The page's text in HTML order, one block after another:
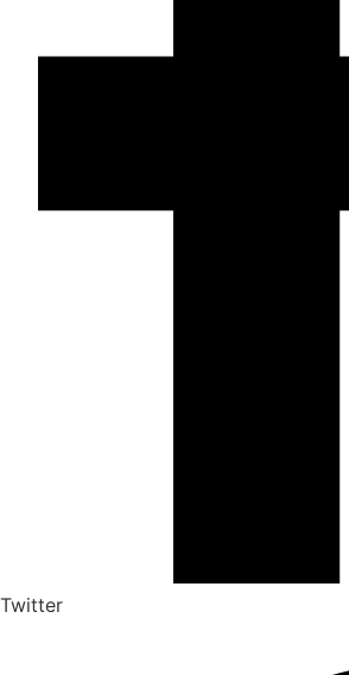
Twitter